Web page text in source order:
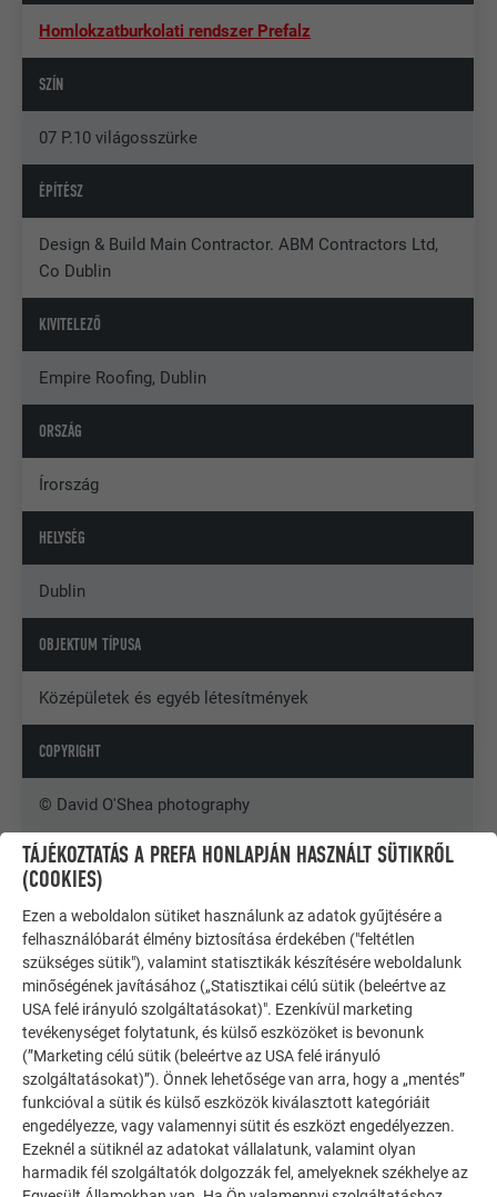
Homlokzatburkolati rendszer Prefalz
SZÍN
07 P.10 világosszürke
ÉPÍTÉSZ
Design & Build Main Contractor. ABM Contractors Ltd,
Co Dublin
KIVITELEZŐ
Empire Roofing, Dublin
ORSZÁG
Írország
HELYSÉG
Dublin
OBJEKTUM TÍPUSA
Középületek és egyéb létesítmények
COPYRIGHT
© David O'Shea photography
TOVÁBBI ÉPÜLETEK
TÁJÉKOZTATÁS A PREFA HONLAPJÁN HASZNÁLT SÜTIKRŐL
(COOKIES)
Ezen a weboldalon sütiket használunk az adatok gyűjtésére a
felhasználóbarát élmény biztosítása érdekében ("feltétlen
szükséges sütik"), valamint statisztikák készítésére weboldalunk
minőségének javításához („Statisztikai célú sütik (beleértve az
USA felé irányuló szolgáltatásokat)". Ezenkívül marketing
tevékenységet folytatunk, és külső eszközöket is bevonunk
(”Marketing célú sütik (beleértve az USA felé irányuló
szolgáltatásokat)”). Önnek lehetősége van arra, hogy a „mentés”
funkcióval a sütik és külső eszközök kiválasztott kategóriáit
engedélyezze, vagy valamennyi sütit és eszközt engedélyezzen.
Ezeknél a sütiknél az adatokat vállalatunk, valamint olyan
harmadik fél szolgáltatók dolgozzák fel, amelyeknek székhelye az